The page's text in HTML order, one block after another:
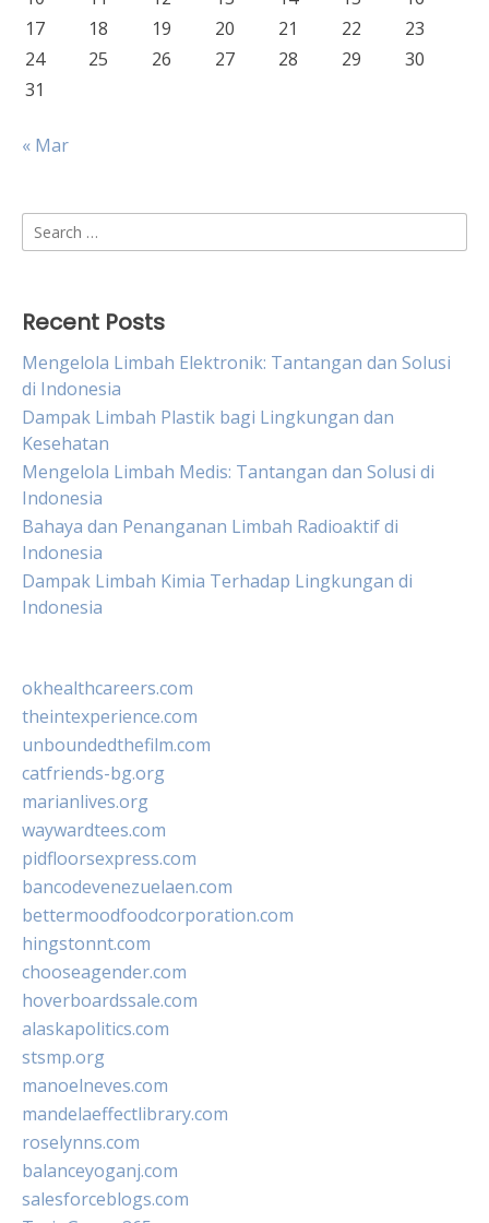
17
18 19 20 21 22
23
24
25 26 27 28 29
30
31
« Mar
Search
for:
Recent Posts
Mengelola Limbah Elektronik: Tantangan dan Solusi
di Indonesia
Dampak Limbah Plastik bagi Lingkungan dan
Kesehatan
Mengelola Limbah Medis: Tantangan dan Solusi di
Indonesia
Bahaya dan Penanganan Limbah Radioaktif di
Indonesia
Dampak Limbah Kimia Terhadap Lingkungan di
Indonesia
okhealthcareers.com
theintexperience.com
unboundedthefilm.com
catfriends-bg.org
marianlives.org
waywardtees.com
pidfloorsexpress.com
bancodevenezuelaen.com
bettermoodfoodcorporation.com
hingstonnt.com
chooseagender.com
hoverboardssale.com
alaskapolitics.com
stsmp.org
manoelneves.com
mandelaeffectlibrary.com
roselynns.com
balanceyoganj.com
salesforceblogs.com